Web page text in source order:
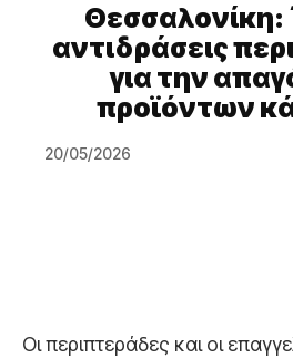
Θεσσαλονίκη:
αντιδράσεις
για την
προϊόντων
20/05/2026
Οι περιπτεράδες και οι